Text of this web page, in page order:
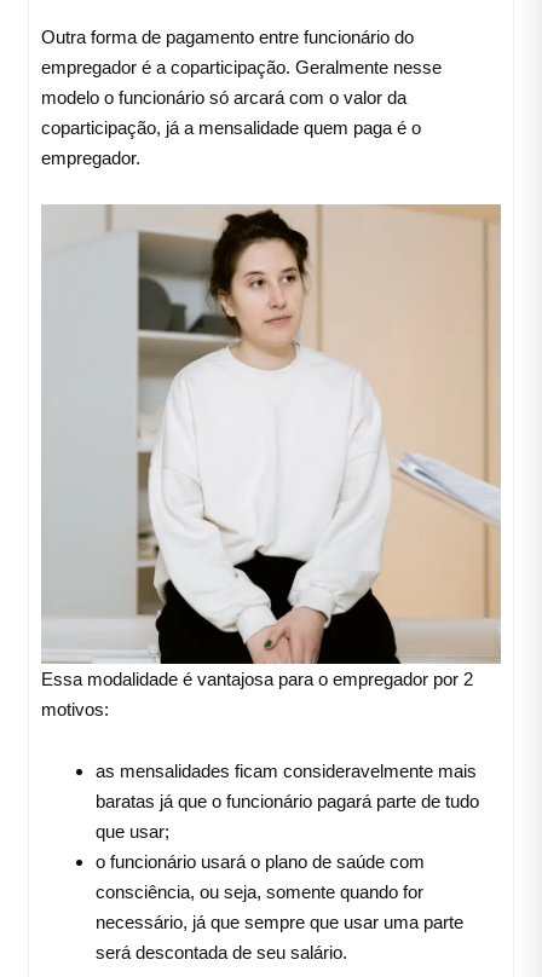
Outra forma de pagamento entre funcionário do
empregador é a coparticipação. Geralmente nesse
modelo o funcionário só arcará com o valor da
coparticipação, já a mensalidade quem paga é o
empregador.
Essa modalidade é vantajosa para o empregador por 2
motivos:
as mensalidades ficam consideravelmente mais
baratas já que o funcionário pagará parte de tudo
que usar;
o funcionário usará o plano de saúde com
consciência, ou seja, somente quando for
necessário, já que sempre que usar uma parte
será descontada de seu salário.